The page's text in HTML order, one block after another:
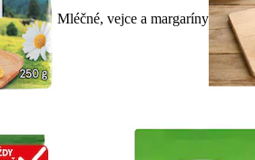
Mléčné, vejce a margaríny